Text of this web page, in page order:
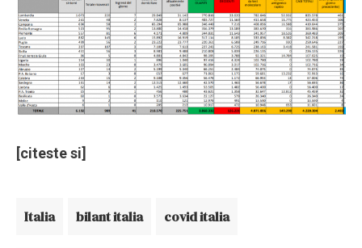
[citeste si]
Italia bilant italia covid italia